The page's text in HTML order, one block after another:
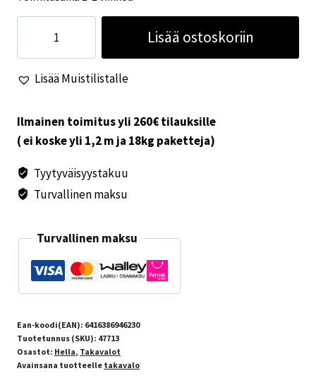
takavalo
vasen
määrä
Lisää ostoskoriin
Lisää Muistilistalle
Ilmainen toimitus yli 260€ tilauksille
( ei koske yli 1,2 m ja 18kg paketteja)
Tyytyväisyystakuu
Turvallinen maksu
Turvallinen maksu
Ean-koodi(EAN): 6416386946230
Tuotetunnus (SKU): 47713
Osastot: Hella, Takavalot
Avainsana tuotteelle takavalo